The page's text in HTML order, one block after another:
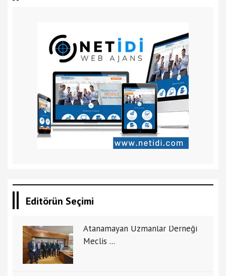
Editörün Seçimi
Atanamayan Uzmanlar Derneği
Meclis ...